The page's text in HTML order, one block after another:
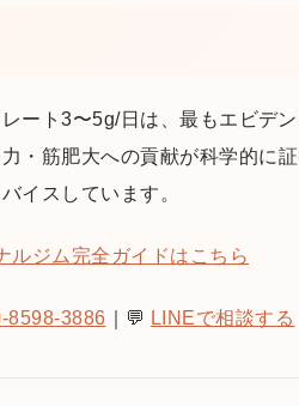
ート3〜5g/日は、最もエビデ
・筋肥大への貢献が科学的に
イスしています。
ルジム完全ガイドはこちら
8598-3886 ｜💬 LINEで相談する